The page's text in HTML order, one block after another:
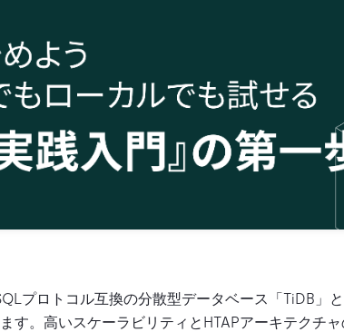
プロトコル互換の分散型データベース「TiDB」
す。高いスケーラビリティとHTAPアーキテクチ